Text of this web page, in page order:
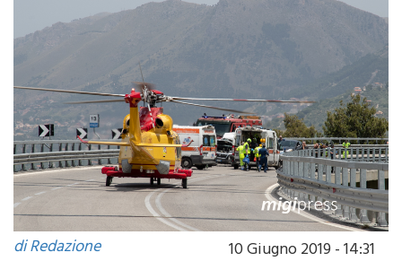
di Redazione
10 Giugno 2019 - 14:31